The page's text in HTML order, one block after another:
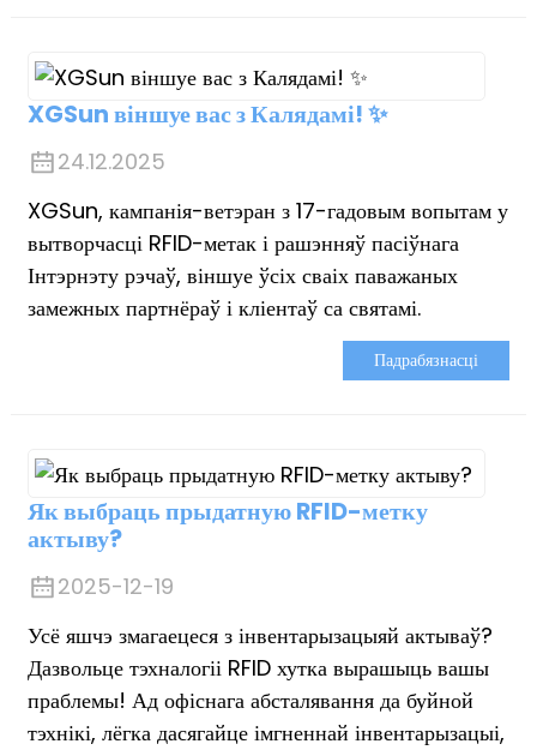
XGSun віншуе вас з Калядамі! ✨
24.12.2025
XGSun, кампанія-ветэран з 17-гадовым вопытам у
вытворчасці RFID-метак і рашэнняў пасіўнага
Інтэрнэту рэчаў, віншуе ўсіх сваіх паважаных
замежных партнёраў і кліентаў са святамі.
Падрабязнасці
Як выбраць прыдатную RFID-метку
актыву?
2025-12-19
Усё яшчэ змагаецеся з інвентарызацыяй актываў?
Дазвольце тэхналогіі RFID хутка вырашыць вашы
праблемы! Ад офіснага абсталявання да буйной
тэхнікі, лёгка дасягайце імгненнай інвентарызацыі,